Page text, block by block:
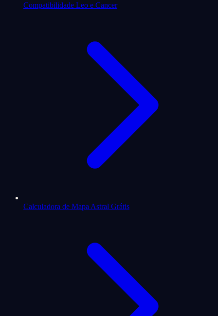
Compatibilidade Leo e Cancer
Calculadora de Mapa Astral Grátis